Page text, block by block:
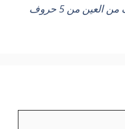
حل لغز إسم الجزء الشفاف من العين من 5 حروف